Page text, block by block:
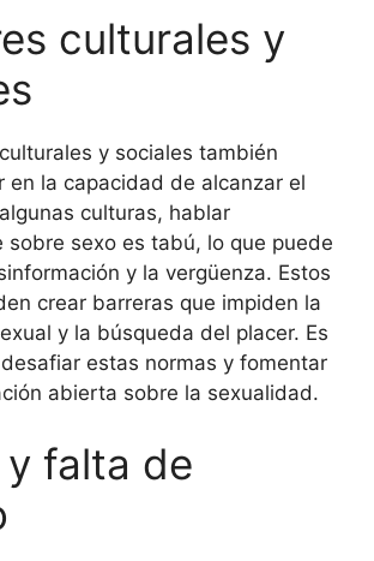
culturales y
y sociales también
en la capacidad de alcanzar el
culturas, hablar
sobre sexo es tabú, lo que puede
y la vergüenza. Estos
crear barreras que impiden la
y la búsqueda del placer. Es
estas normas y fomentar
abierta sobre la sexualidad.
falta de